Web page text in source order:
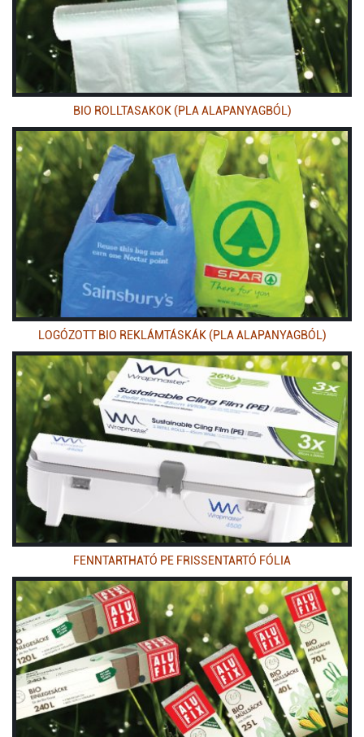
BIO ROLLTASAKOK (PLA ALAPANYAGBÓL)
LOGÓZOTT BIO REKLÁMTÁSKÁK (PLA ALAPANYAGBÓL)
FENNTARTHATÓ PE FRISSENTARTÓ FÓLIA